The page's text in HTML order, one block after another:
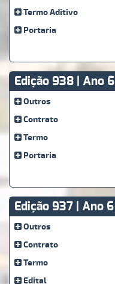
Termo Aditivo
Portaria
Edição 938 | Ano 6
Outros
Contrato
Termo
Portaria
Edição 937 | Ano 6
Outros
Contrato
Termo
Edital